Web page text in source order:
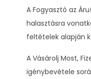
A Fogyasztó az
halasztásra
feltételek alapján
A Vásárolj Most,
igénybevétele